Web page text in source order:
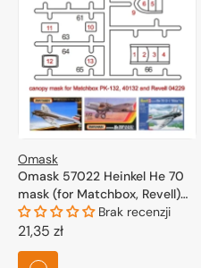
Omask
Omask 57022 Heinkel He 70
mask (for Matchbox, Revell)
1/72
Brak recenzji
Cena
regularna
21,35 zł